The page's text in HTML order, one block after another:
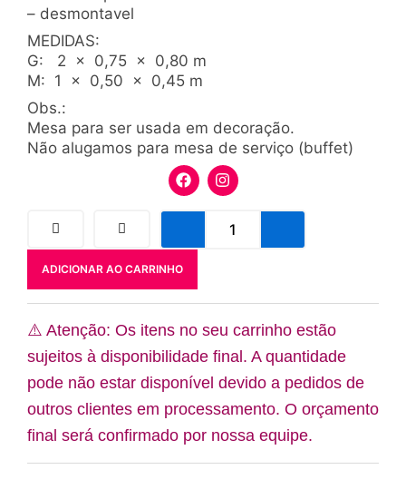
– desmontavel
MEDIDAS:
G: 2 x 0,75 x 0,80 m
M: 1 x 0,50 x 0,45 m
Obs.:
Mesa para ser usada em decoração.
Não alugamos para mesa de serviço (buffet)
F
a
c
e
o
o
I
n
s
mesas
quantidade
ADICIONAR AO CARRINHO
⚠️ Atenção: Os itens no seu carrinho estão
sujeitos à disponibilidade final. A quantidade
pode não estar disponível devido a pedidos de
outros clientes em processamento. O orçamento
final será confirmado por nossa equipe.